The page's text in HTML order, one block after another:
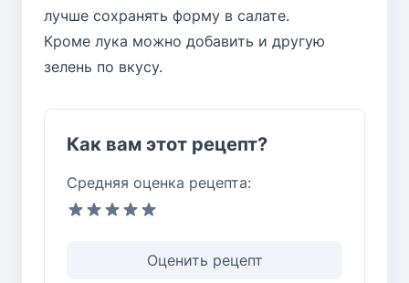
лучше сохранять форму в салате.
Кроме лука можно добавить и другую
зелень по вкусу.
Как вам этот рецепт?
Средняя оценка рецепта:
Оценить рецепт